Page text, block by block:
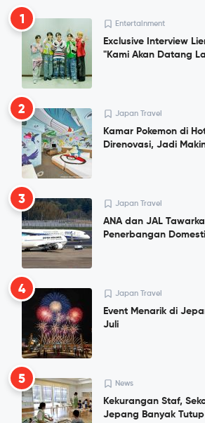
1 Entertainment
Exclusive Interview
"Kami Akan Datang
2 Japan Travel
Kamar Pokemon di
Direnovasi, Jadi
3 Japan Travel
ANA dan JAL
Penerbangan
4 Japan Travel
Event Menarik di
Juli
5 News
Kekurangan Staf,
Jepang Banyak Tutup